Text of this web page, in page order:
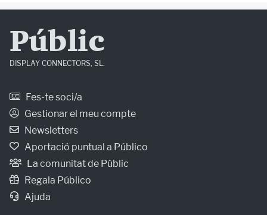
Públic
DISPLAY CONNECTORS, SL.
Fes-te soci/a
Gestionar el meu compte
Newsletters
Aportació puntual a Público
La comunitat de Públic
Regala Público
Ajuda